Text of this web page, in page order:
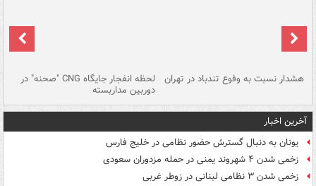
هشدار نسبت به وفوع تندباد در تهران لحظه انفجار جایگاه CNG "صحنه" در
دوربین مداربسته
آخرین اخبار
یونان به دنبال گسترش حضور نظامی در خلیج فارس
زخمی شدن ۴ شهروند یمنی در حمله مزدوران سعودی
زخمی شدن ۳ نظامی لبنانی در زوطر غربی